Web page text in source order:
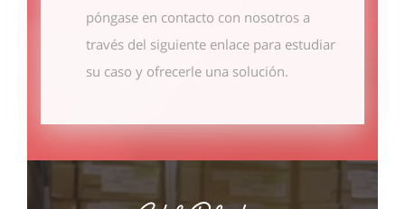
póngase en contacto con nosotros a
través del siguiente enlace para estudiar
su caso y ofrecerle una solución.